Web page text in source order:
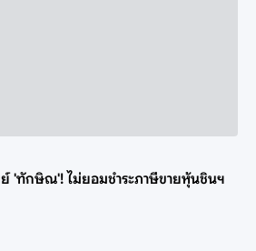
'ทักษิณ'! ไม่ยอมชำระภาษีขายหุ้นชินฯ